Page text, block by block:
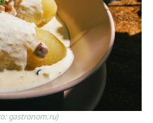
gastronom.ru)